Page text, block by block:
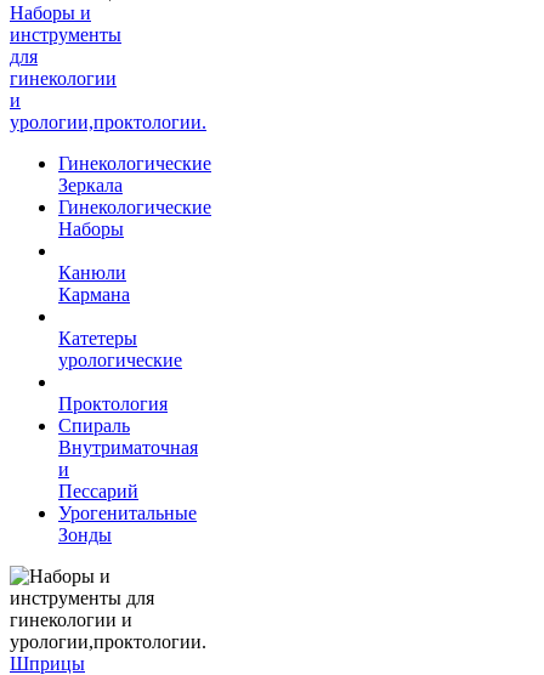
Наборы и
инструменты
для
гинекологии
и
урологии,проктологии.
Гинекологические
Зеркала
Гинекологические
Наборы
Канюли
Кармана
Катетеры
урологические
Проктология
Спираль
Внутриматочная
и
Пессарий
Урогенитальные
Зонды
Шприцы